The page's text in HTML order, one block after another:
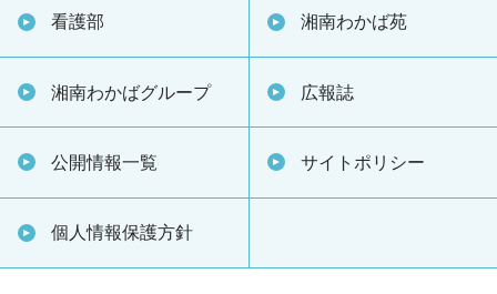
看護部 湘南わかば苑
湘南わかばグループ 広報誌
公開情報一覧 サイトポリシー
個人情報保護方針